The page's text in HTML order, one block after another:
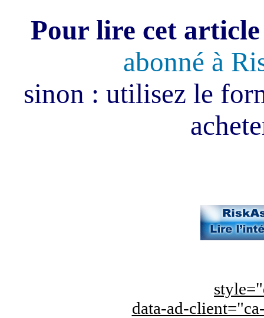
Pour lire cet
abonné à
sinon : utilisez le
data-ad-